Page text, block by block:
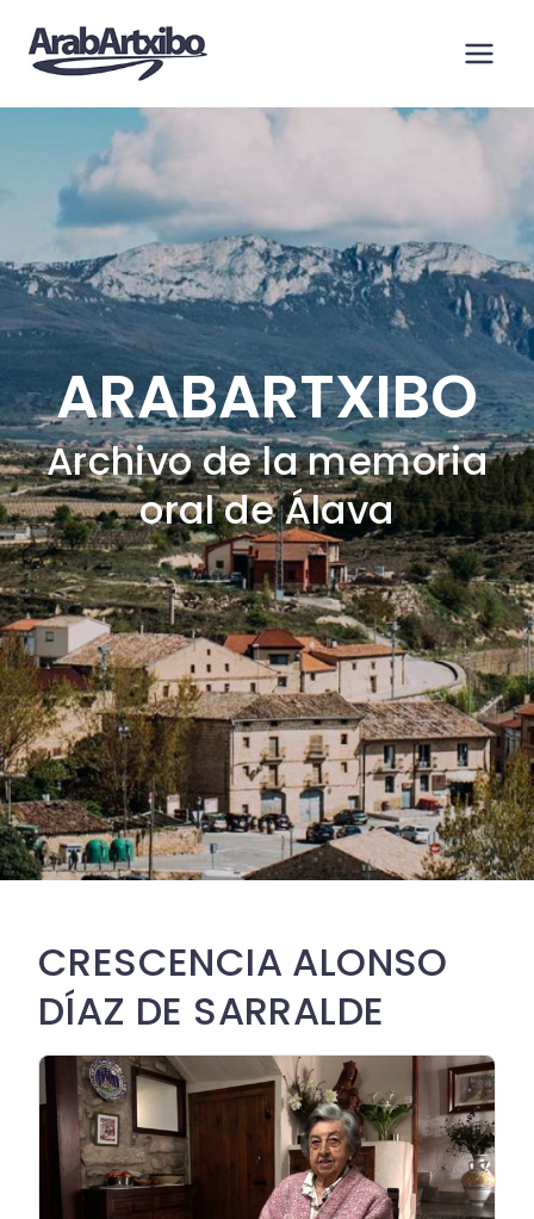
contenido
ARABARTXIBO
Archivo de la memoria
oral de Álava
CRESCENCIA ALONSO
DÍAZ DE SARRALDE